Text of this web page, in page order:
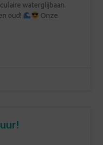
waterglijbaan.
oud!
Onze